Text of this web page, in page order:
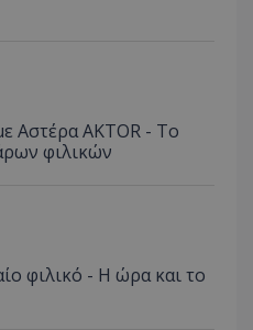
Αστέρα AKTOR - Το
φιλικών
φιλικό - Η ώρα και το